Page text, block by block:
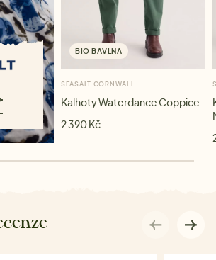
BIO BAVLNA
SEASALT CORNWALL
Kalhoty Waterdance Coppice
2 390 Kč